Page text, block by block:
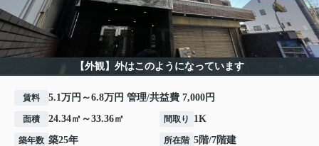
【外観】外はこのようになっています
賃料 5.1万円～6.8万円 管理/共益費 7,000円
面積 24.34㎡～33.36㎡ 間取り 1K
築年数 築25年 所在階 5階/7階建